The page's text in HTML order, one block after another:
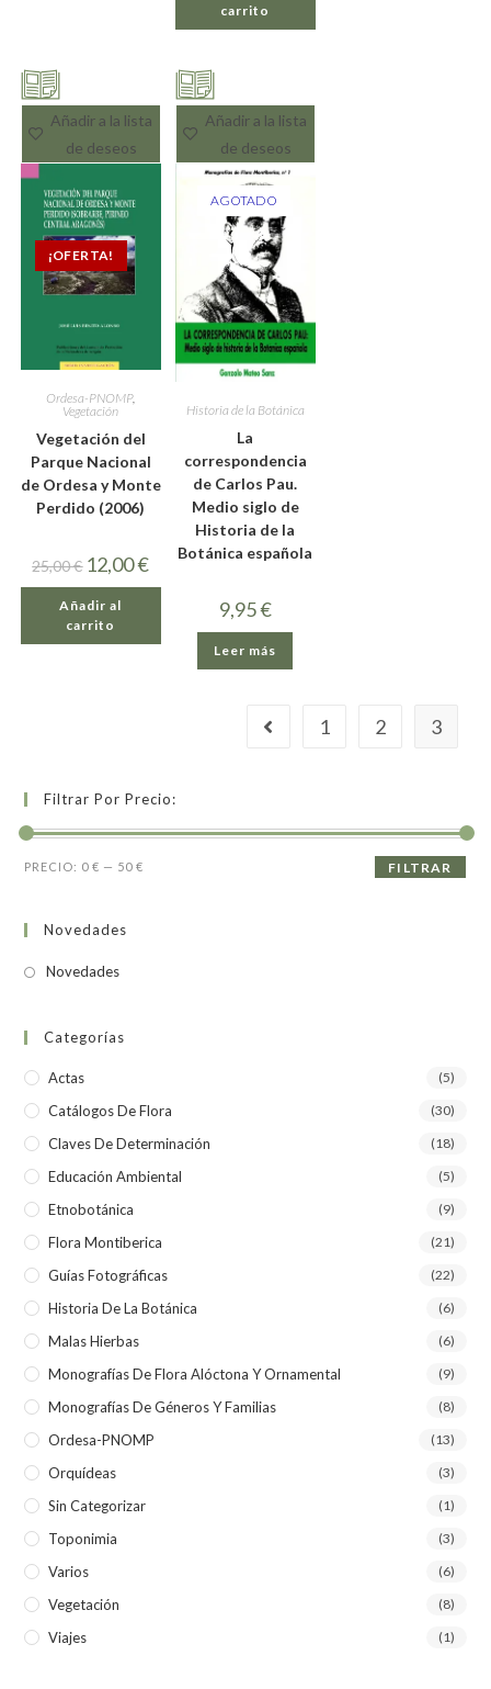
carrito
Añadir a la lista
de deseos
¡OFERTA!
Ordesa-PNOMP,
Vegetación
Vegetación del
Parque Nacional
de Ordesa y Monte
Perdido (2006)
25,00€ 12,00€
Añadir al
carrito
Añadir a la lista
de deseos
AGOTADO
Historia de la Botánica
La
correspondencia
de Carlos Pau.
Medio siglo de
Historia de la
Botánica española
9,95€
Leer más
1 2 3
Filtrar Por Precio:
FILTRAR
PRECIO: 0 € — 50 €
Novedades
Novedades
Categorías
Actas (5)
Catálogos De Flora (30)
Claves De Determinación (18)
Educación Ambiental (5)
Etnobotánica (9)
Flora Montiberica (21)
Guías Fotográficas (22)
Historia De La Botánica (6)
Malas Hierbas (6)
Monografías De Flora Alóctona Y Ornamental (9)
Monografías De Géneros Y Familias (8)
Ordesa-PNOMP (13)
Orquídeas (3)
Sin Categorizar (1)
Toponimia (3)
Varios (6)
Vegetación (8)
Viajes (1)